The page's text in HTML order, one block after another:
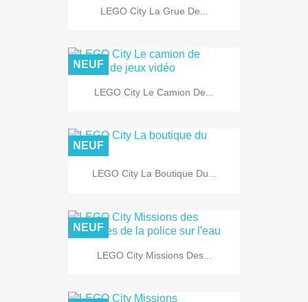
LEGO City La Grue De...
LEGO City Le Camion De...
NEUF
LEGO City La Boutique Du...
NEUF
LEGO City Missions Des...
NEUF